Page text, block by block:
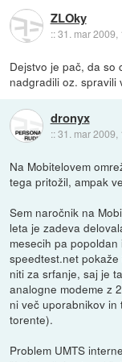
ZLOky
::31. mar 2009,
Dejstvo je pač, da so
nadgradili oz. spravili
dronyx
::31. mar 2009,
Na Mobitelovem
tega pritožil, ampak
Sem naročnik na
leta je zadeva
mesecih pa
speedtest.net
niti za srfanje, saj je
analogne modeme z
ni več uporabnikov
torente).
Problem UMTS